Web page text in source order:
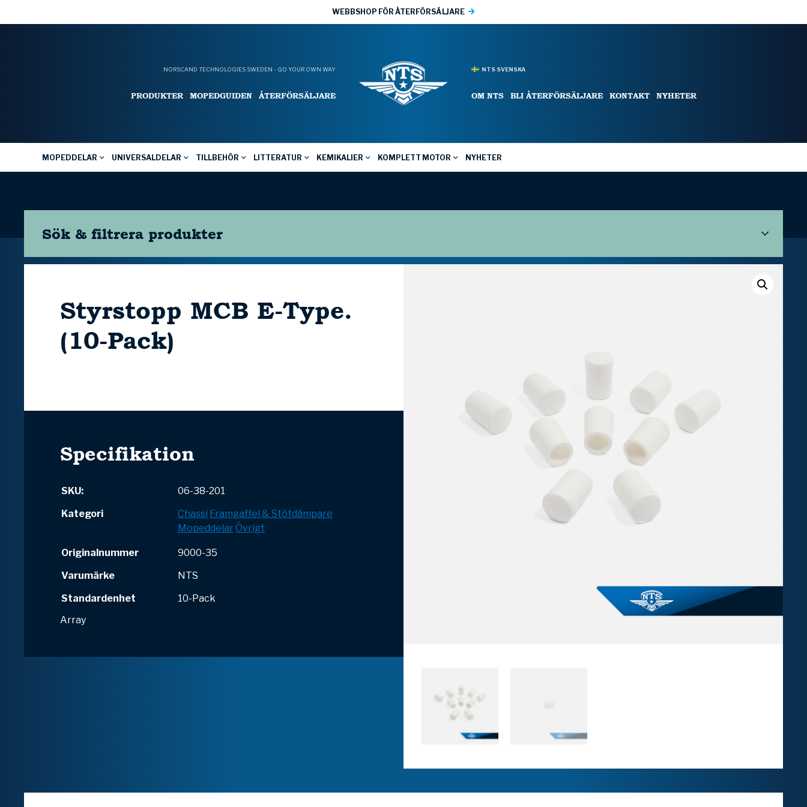
WEBBSHOP FÖR ÅTERFÖRSÄLJARE
NORSCAND TECHNOLOGIES SWEDEN - GO YOUR OWN WAY
PRODUKTER MOPEDGUIDEN ÅTERFÖRSÄLJARE
NTS SVENSKA
OM NTS BLI ÅTERFÖRSÄLJARE KONTAKT NYHETER
MOPEDDELAR UNIVERSALDELAR TILLBEHÖR LITTERATUR KEMIKALIER KOMPLETT MOTOR NYHETER
Sök & filtrera produkter
Styrstopp MCB E-Type.
(10-Pack)
Specifikation
SKU:
06-38-201
Kategori
Chassi Framgaffel & Stötdämpare
MopeddelarÖvrigt
Originalnummer
9000-35
Varumärke
NTS
Standardenhet
10-Pack
Array